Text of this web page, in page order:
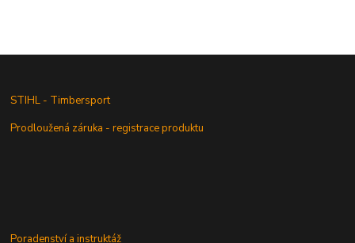
STIHL - Timbersport
Prodloužená záruka - registrace produktu
Poradenství a instruktáž